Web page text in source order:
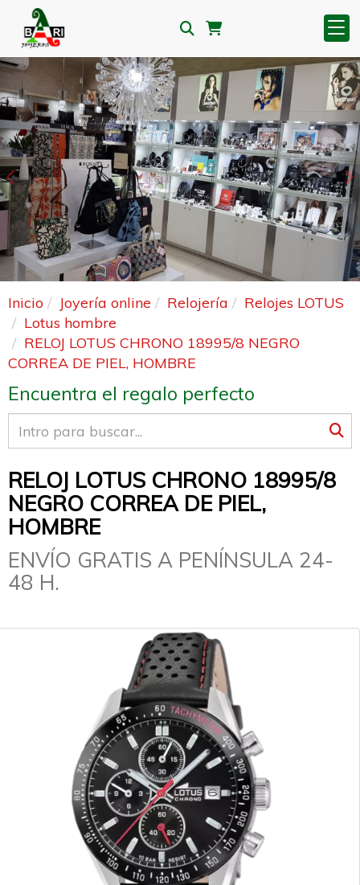
Anterior
Inicio Joyería online Relojería
Relojes LOTUS
Lotus hombre
RELOJ LOTUS CHRONO 18995/8 NEGRO
CORREA DE PIEL, HOMBRE
Encuentra el regalo perfecto
RELOJ LOTUS CHRONO 18995/8
NEGRO CORREA DE PIEL,
HOMBRE
ENVÍO GRATIS A PENÍNSULA 24-
48 H.